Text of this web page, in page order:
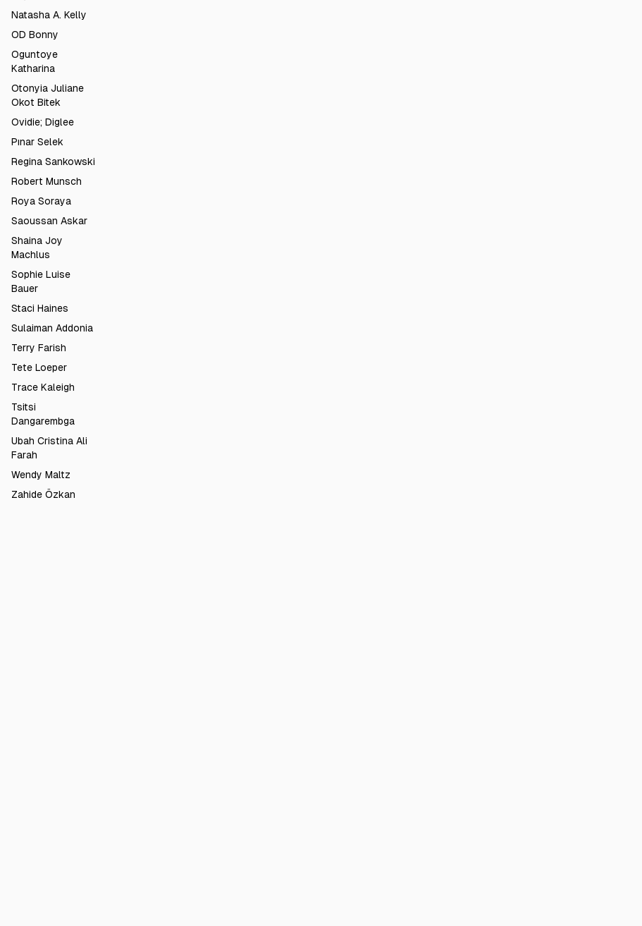
Natasha A. Kelly
OD Bonny
Oguntoye
Katharina
Otonyia Juliane
Okot Bitek
Ovidie; Diglee
Pınar Selek
Regina Sankowski
Robert Munsch
Roya Soraya
Saoussan Askar
Shaina Joy
Machlus
Sophie Luise
Bauer
Staci Haines
Sulaiman Addonia
Terry Farish
Tete Loeper
Trace Kaleigh
Tsitsi
Dangarembga
Ubah Cristina Ali
Farah
Wendy Maltz
Zahide Özkan